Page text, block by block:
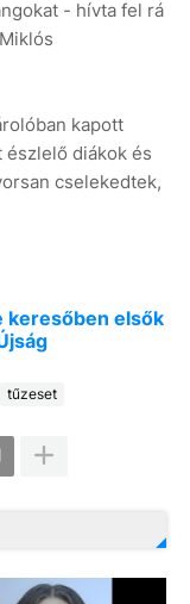
- hívta fel rá
kapott
észlelő diákok és
cselekedtek,
keresőben elsők
tűzeset